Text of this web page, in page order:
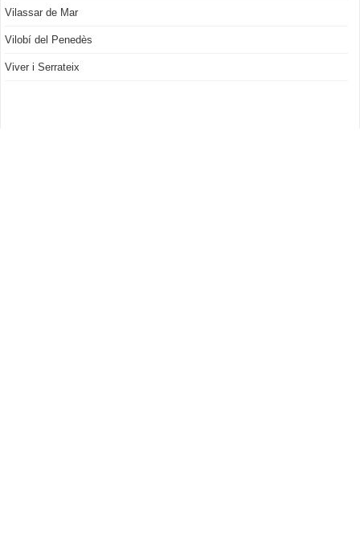
Vilassar de Mar
Vilobí del Penedès
Viver i Serrateix